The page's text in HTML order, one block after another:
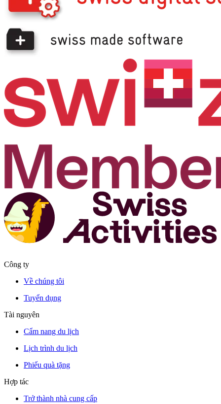
Công ty
Về chúng tôi
Tuyển dụng
Tài nguyên
Cẩm nang du lịch
Lịch trình du lịch
Phiếu quà tặng
Hợp tác
Trở thành nhà cung cấp